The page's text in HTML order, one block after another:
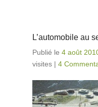
L’automobile au
Publié le 4 août
visites | 4